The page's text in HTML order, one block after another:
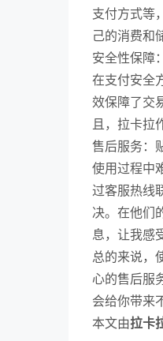
支付方式等
己的消费和
安全性保障
在支付安全
效保障了交
且，拉卡拉
售后服务：
使用过程中
过客服热线
决。在他们
息，让我感
总的来说，
心的售后服
会给你带来
本文由拉卡